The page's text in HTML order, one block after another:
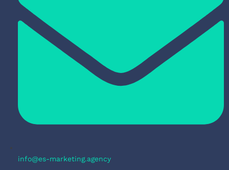
info@es-marketing.agency